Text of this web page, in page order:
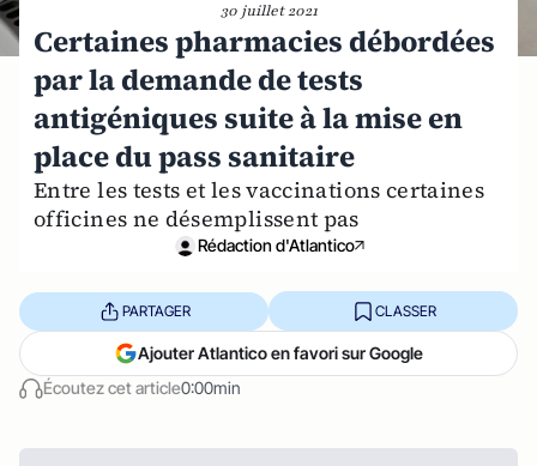
30 juillet 2021
Certaines pharmacies débordées
par la demande de tests
antigéniques suite à la mise en
place du pass sanitaire
Entre les tests et les vaccinations certaines
officines ne désemplissent pas
Rédaction d'Atlantico
Écoutez cet article0:00min
PARTAGER CLASSER
Ajouter Atlantico en favori sur Google